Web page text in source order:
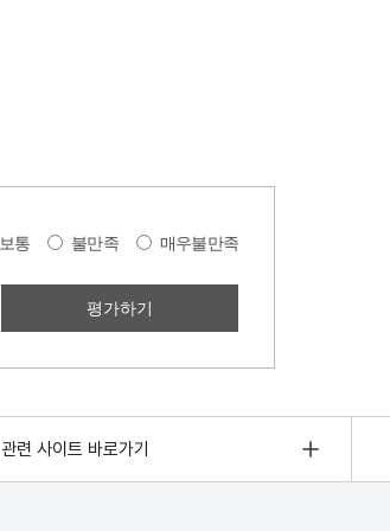
보통 불만족 매우불만족
관련 사이트 바로가기